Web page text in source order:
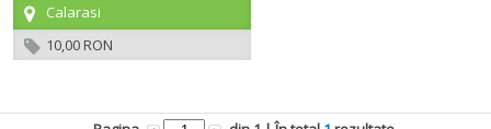
Calarasi
10,00 RON